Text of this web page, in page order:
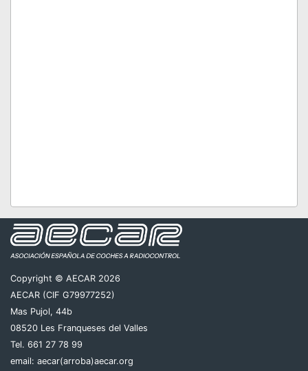
Copyright © AECAR 2026
AECAR (CIF G79977252)
Mas Pujol, 44b
08520 Les Franqueses del Valles
Tel. 661 27 78 99
email: aecar(arroba)aecar.org